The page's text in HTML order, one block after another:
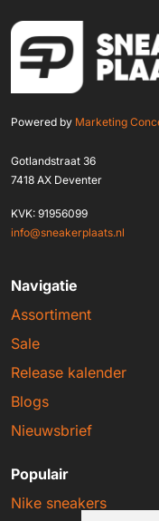
Powered by Marketing
Gotlandstraat 36
7418 AX Deventer
KVK: 91956099
info@sneakerplaats.nl
Navigatie
Assortiment
Sale
Release kalender
Blogs
Nieuwsbrief
Populair
Nike sneakers